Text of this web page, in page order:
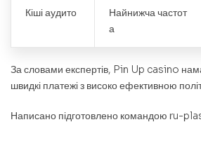
Кіші аудито
Найнижча частот
а
За словами експертів, Pin Up casino
швидкі платежі з високо ефективною
Написано підготовлено командою ru-